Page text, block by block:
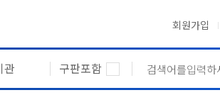
회원가입
관 구판포함